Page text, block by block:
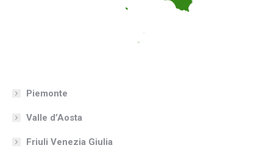
Piemonte
Valle d’Aosta
Friuli Venezia Giulia